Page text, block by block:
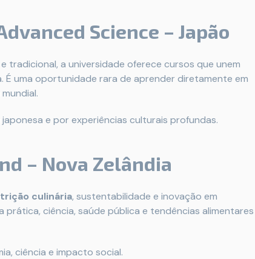
Science – Japão
tradicional, a universidade oferece cursos que unem
É uma oportunidade rara de aprender diretamente em
e por experiências culturais profundas.
– Nova Zelândia
culinária, sustentabilidade e inovação em
ciência, saúde pública e tendências alimentares
ciência e impacto social.